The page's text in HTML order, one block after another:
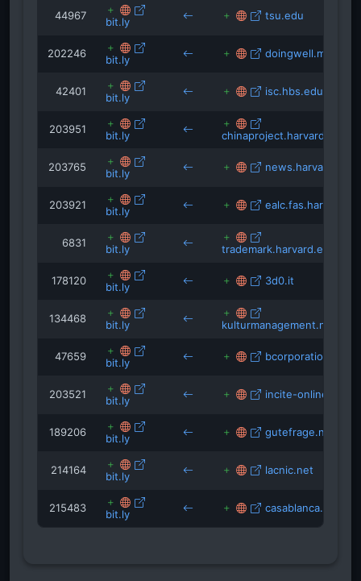
44967 bit.ly tsu.edu
202246 bit.ly doingwell.mit.edu
42401 bit.ly isc.hbs.edu
203951 bit.ly chinaproject.harvard.edu
203765 bit.ly news.harvard.edu
203921 bit.ly
6831 bit.ly trademark.harvard.edu
178120 bit.ly 3d0.it
134468 bit.ly kulturmanagement.net
47659 bit.ly bcorporation.net
203521 bit.ly incite-online.net
189206 bit.ly gutefrage.net
214164 bit.ly lacnic.net
215483 bit.ly casablanca.at